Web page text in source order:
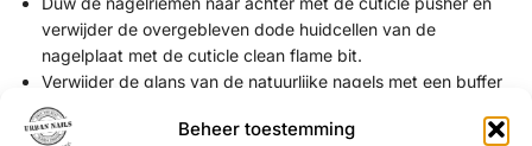
Beheer toestemming
verwijder de overgebleven dode huidcellen van de
nagelplaat met de cuticle clean flame bit.
Verwijder de glans van de natuurlijke nagels met een buffer
of zachte 180 grit vijl.
Dehydrateer de natuurlijke nagels metMagic Prep